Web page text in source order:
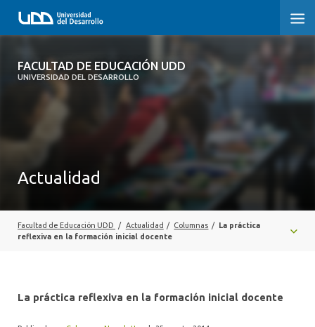
FACULTAD DE EDUCACIÓN UDD
UNIVERSIDAD DEL DESARROLLO
FACULTAD DE EDUCACIÓN UDD
POSTGRADO Y EDUCACIÓN CONTINUA
Actualidad
Facultad de Educación UDD / Actualidad / Columnas /
La práctica
reflexiva en la formación inicial docente
La práctica reflexiva en la formación inicial docente